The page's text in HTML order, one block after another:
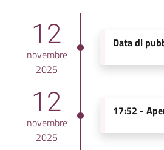
12
novembre
2025
Data di
12
novembre
2025
17:52 -